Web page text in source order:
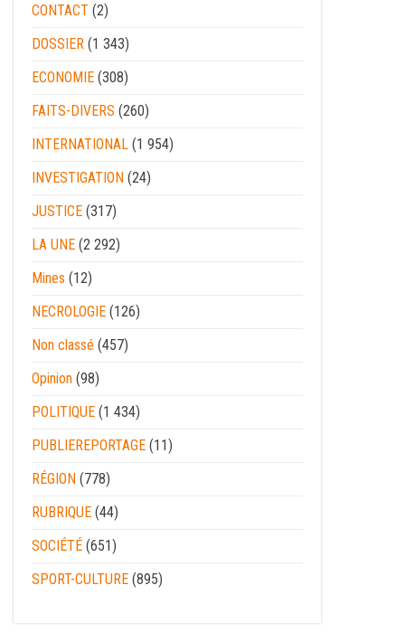
CONTACT (2)
DOSSIER (1 343)
ECONOMIE (308)
FAITS-DIVERS (260)
INTERNATIONAL (1 954)
INVESTIGATION (24)
JUSTICE (317)
LA UNE (2 292)
Mines (12)
NECROLOGIE (126)
Non classé (457)
Opinion (98)
POLITIQUE (1 434)
PUBLIEREPORTAGE (11)
RÉGION (778)
RUBRIQUE (44)
SOCIÉTÉ (651)
SPORT-CULTURE (895)